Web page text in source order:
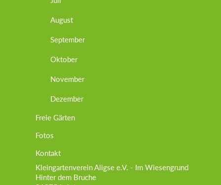
August
September
Oktober
November
Dezember
Freie Gärten
Fotos
Kontakt
Kleingartenverein Aligse e.V. - Im Wiesengrund
Hinter dem Bruche